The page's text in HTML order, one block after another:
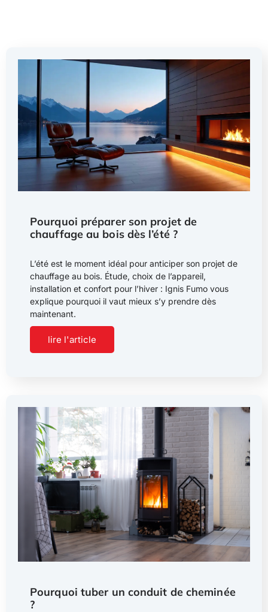
Pourquoi préparer son projet de
chauffage au bois dès l’été ?
L’été est le moment idéal pour anticiper son projet de
chauffage au bois. Étude, choix de l’appareil,
installation et confort pour l’hiver : Ignis Fumo vous
explique pourquoi il vaut mieux s’y prendre dès
maintenant.
lire l'article
Pourquoi tuber un conduit de cheminée
?